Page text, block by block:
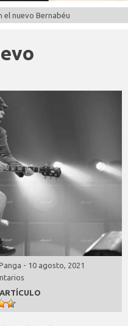
el nuevo Bernabéu
- 10 agosto, 2021